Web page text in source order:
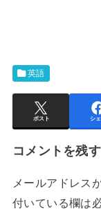
英語
ポスト シ
コメントを残す
メールアドレス
付いている欄は